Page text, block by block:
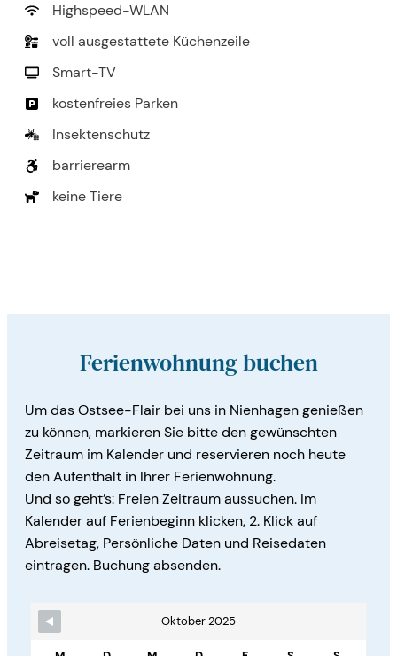
Highspeed-WLAN
voll ausgestattete Küchenzeile
Smart-TV
kostenfreies Parken
Insektenschutz
barrierearm
keine Tiere
Ferienwohnung buchen
Um das Ostsee-Flair bei uns in Nienhagen genießen
zu können, markieren Sie bitte den gewünschten
Zeitraum im Kalender und reservieren noch heute
den Aufenthalt in Ihrer Ferienwohnung.
Und so geht’s: Freien Zeitraum aussuchen. Im
Kalender auf Ferienbeginn klicken, 2. Klick auf
Abreisetag, Persönliche Daten und Reisedaten
eintragen. Buchung absenden.
Skip Booking FormOktober 2025